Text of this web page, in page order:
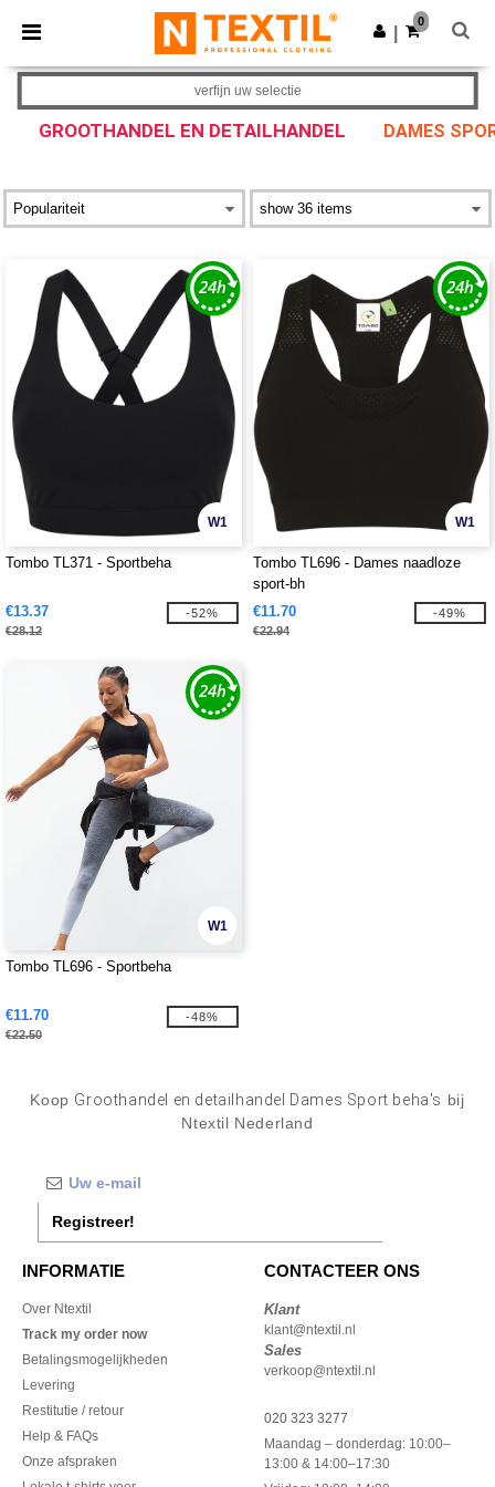
× Ntextil-app
Betere prijzen in de app!
Download app
0
GROOTHANDEL EN DETAILHANDEL DAMES
verfijn uw selectie
W1
Tombo TL371 - Sportbeha
€13.37
€28.12
-52%
W1
Tombo TL696 - Dames naadloze
sport-bh
€11.70
€22.94
-49%
W1
Tombo TL696 - Sportbeha
€11.70
€22.50
-48%
Koop Groothandel en detailhandel Dames Sport beha's bij
Ntextil Nederland
Registreer!
INFORMATIE
Over Ntextil
Track my order now
Betalingsmogelijkheden
Levering
Restitutie / retour
Help & FAQs
Onze afspraken
CONTACTEER ONS
Klant
klant@ntextil.nl
Sales
verkoop@ntextil.nl
020 323 3277
Maandag – donderdag: 10:00–
13:00 & 14:00–17:30